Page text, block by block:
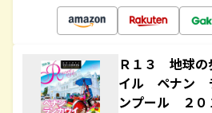
Ｒ１３ 地球
イル ペナン
ンプール ２０